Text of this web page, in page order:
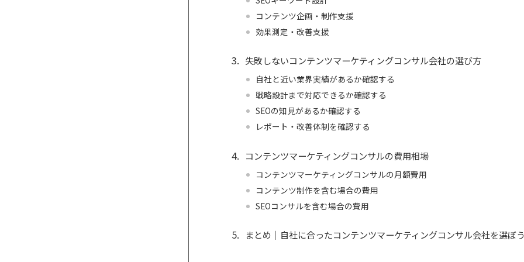
コンテンツ企画・制作支援
効果測定・改善支援
失敗しないコンテンツマーケティングコンサル会社の選び方
自社と近い業界実績があるか確認する
戦略設計まで対応できるか確認する
SEOの知見があるか確認する
レポート・改善体制を確認する
コンテンツマーケティングコンサルの費用相場
コンテンツマーケティングコンサルの月額費用
コンテンツ制作を含む場合の費用
SEOコンサルを含む場合の費用
まとめ｜自社に合ったコンテンツマーケティングコンサル会社を選ぼ